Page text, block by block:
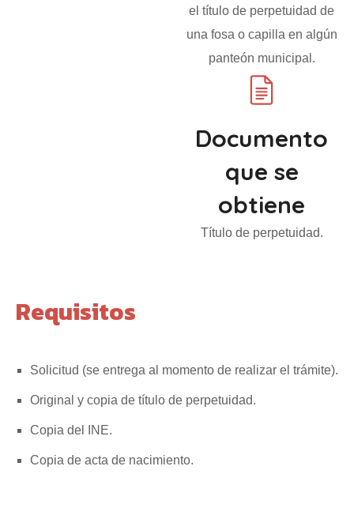
el título de perpetuidad de
una fosa o capilla en algún
panteón municipal.
Documento
que se
obtiene
Título de perpetuidad.
Requisitos
Solicitud (se entrega al momento de realizar el trámite).
Original y copia de título de perpetuidad.
Copia del INE.
Copia de acta de nacimiento.